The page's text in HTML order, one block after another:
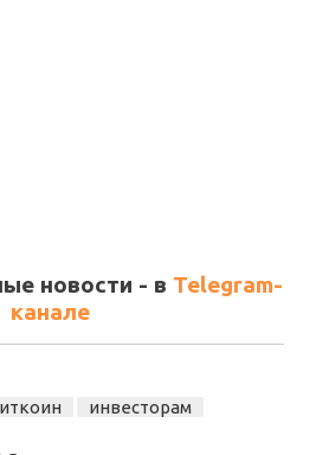
новости - в Telegram-
канале
инвесторам